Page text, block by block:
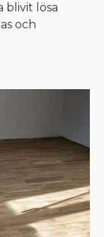
blivit lösa
och